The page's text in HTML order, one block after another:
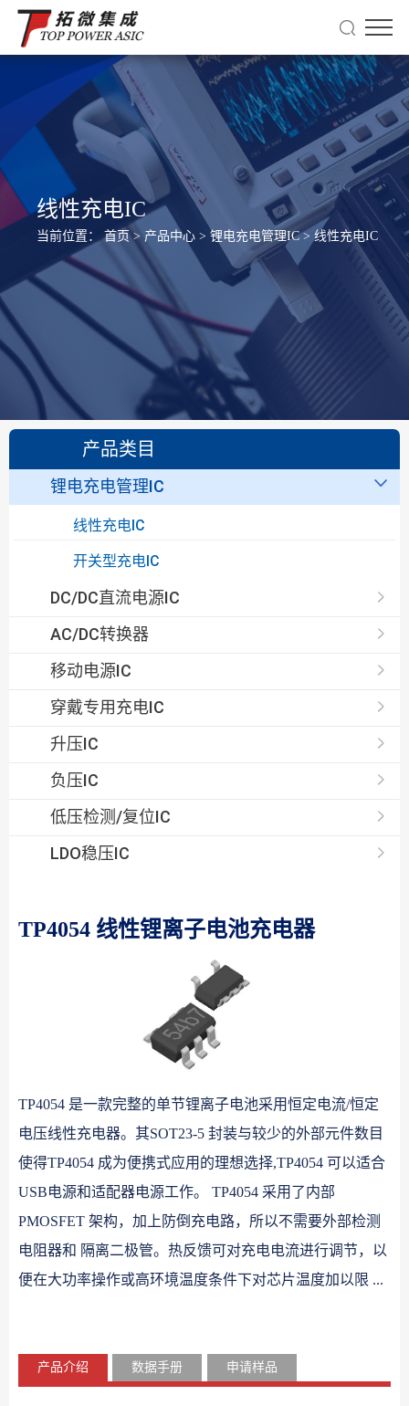
线性充电IC
当前位置：首页>产品中心 > 锂电充电管理IC> 线性充电IC
产品类目
锂电充电管理IC
线性充电IC
开关型充电IC
DC/DC直流电源IC
AC/DC转换器
移动电源IC
穿戴专用充电IC
升压IC
负压IC
低压检测/复位IC
LDO稳压IC
TP4054 线性锂离子电池充电器
TP4054 是一款完整的单节锂离子电池采用恒定电流/恒定
电压线性充电器。其SOT23-5 封装与较少的外部元件数目
使得TP4054 成为便携式应用的理想选择,TP4054 可以适合
USB电源和适配器电源工作。 TP4054 采用了内部
PMOSFET 架构，加上防倒充电路，所以不需要外部检测
电阻器和 隔离二极管。热反馈可对充电电流进行调节，以
便在大功率操作或高环境温度条件下对芯片温度加以限 ...
产品介绍 数据手册 申请样品